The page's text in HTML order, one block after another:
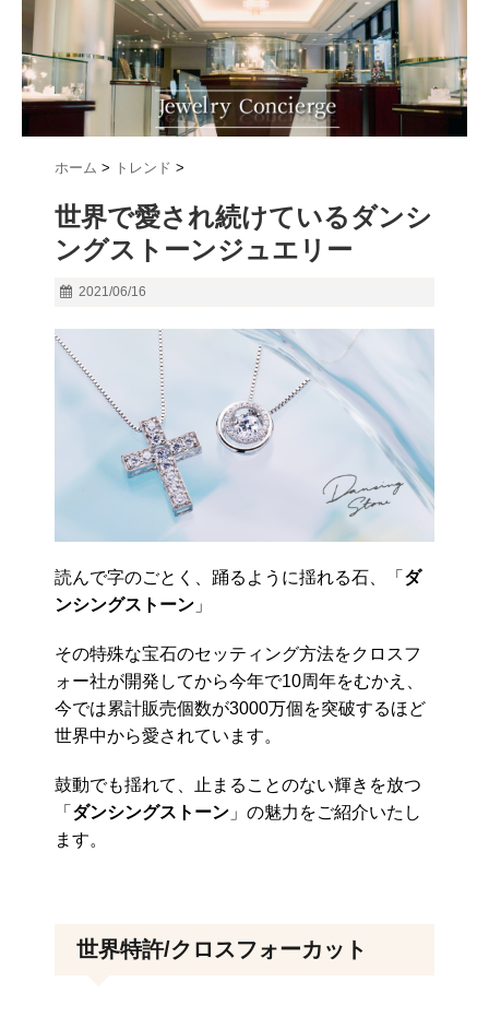
ホーム > トレンド >
世界で愛され続けているダンシ
ングストーンジュエリー
2021/06/16
読んで字のごとく、踊るように揺れる石、「 ダ
ンシングストーン 」
その特殊な宝石のセッティング方法をクロスフ
ォー社が開発してから今年で10周年をむかえ、
今では累計販売個数が3000万個を突破するほど
世界中から愛されています。
鼓動でも揺れて、止まることのない輝きを放つ
「 ダンシングストーン 」の魅力をご紹介いたし
ます。
世界特許/クロスフォーカット